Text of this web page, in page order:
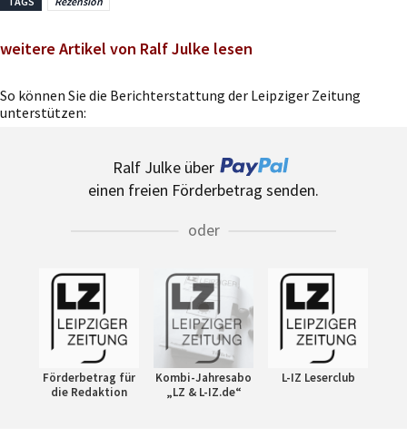
weitere Artikel von Ralf Julke lesen
So können Sie die Berichterstattung der Leipziger Zeitung
unterstützen:
Ralf Julke über
einen freien Förderbetrag senden.
oder
Förderbetrag für
die Redaktion
Kombi-Jahresabo
„LZ & L-IZ.de“
L-IZ Leserclub